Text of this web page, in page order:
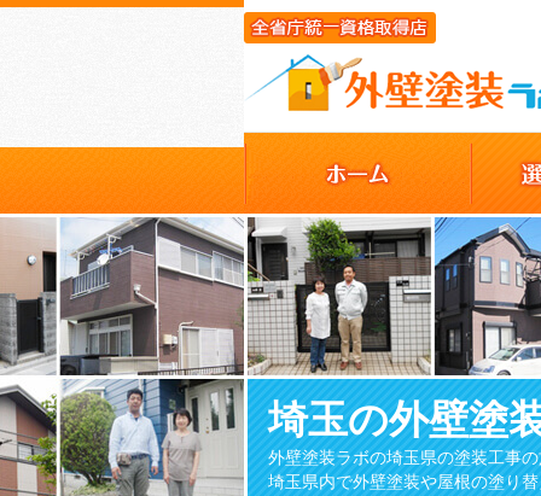
埼玉の外壁塗
外壁塗装ラボの埼玉県の塗装工事
埼玉県内で外壁塗装や屋根の塗り